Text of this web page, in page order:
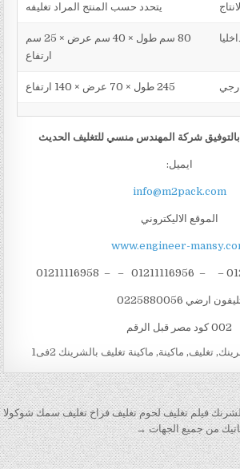
يتحدد حسب المنتج المراد تغليفه
80 سم طول × 40 سم عرض × 25 سم
ارتفاع
بالتوفيق شركة المهندس منسي للتغليف الحديث
ايميل:
info@m2pack.com
الموقع الاليكتروني
www.engineer-
ارضي 0225880056
002 كود مصر قبل الرقم
,تغليف, ماكينة, ماكينة تغليف بالشرينك 2فى1
فيلم تغليف لحوم تغليف فراخ تغليف سمك شوكولا
من جميع الجهات →